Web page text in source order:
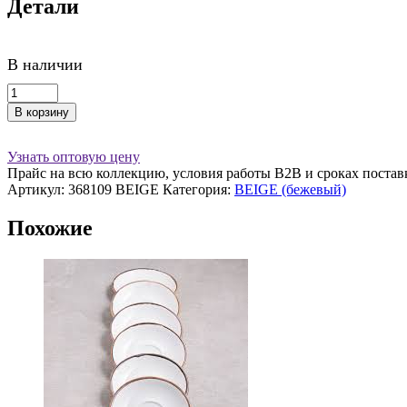
Детали
В наличии
Количество
товара
Салатник
см
полуглубокий
бежевый,
В корзину
Узнать оптовую цену
Прайс на всю коллекцию, условия работы В2В и сроках
Артикул: 368109 BEIGE Категория: BEIGE (бежевый)
Похожие